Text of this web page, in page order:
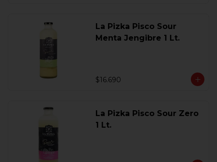
La Pizka Pisco Sour
Menta Jengibre 1 Lt.
$16.690
La Pizka Pisco Sour Zero
1 Lt.